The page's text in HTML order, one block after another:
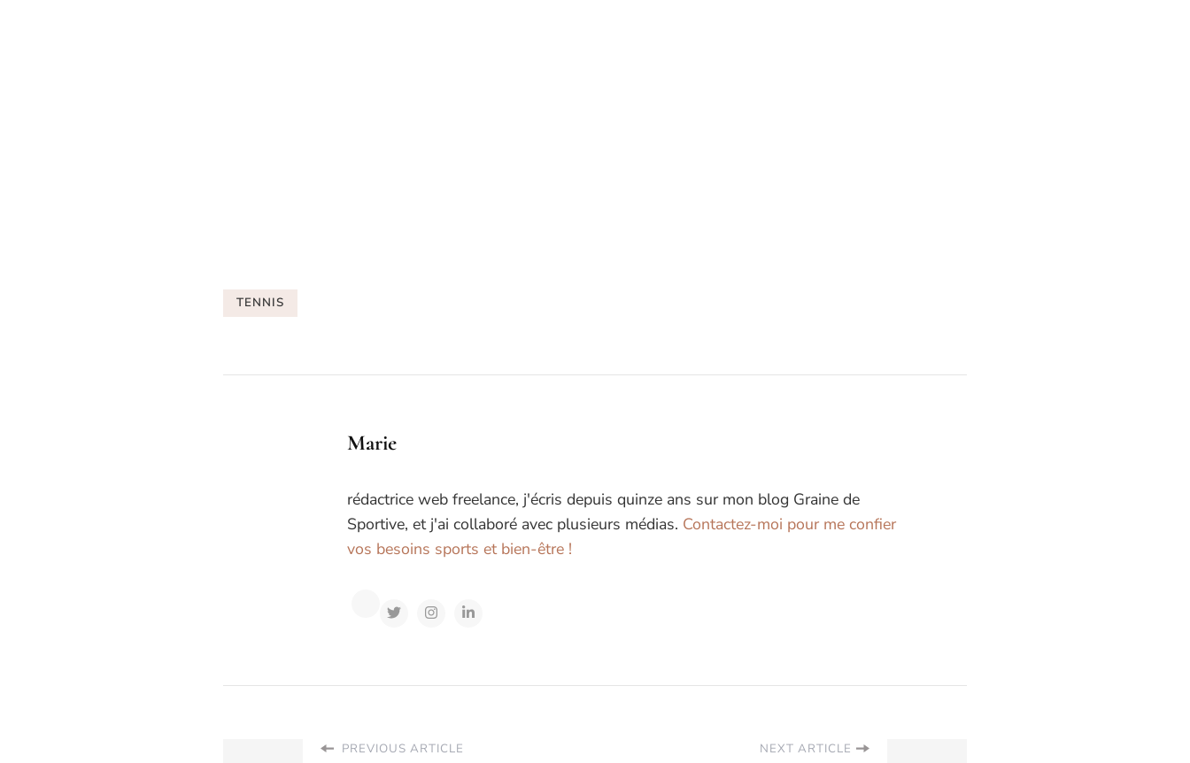
TENNIS
Marie
rédactrice web freelance, j'écris depuis quinze ans sur mon blog Graine de
Sportive, et j'ai collaboré avec plusieurs médias. Contactez-moi pour me confier
vos besoins sports et bien-être !
PREVIOUS ARTICLE NEXT ARTICLE